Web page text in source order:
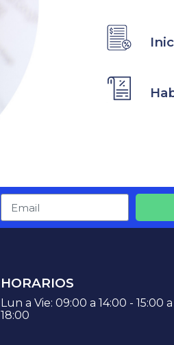
HORARIOS
Lun a Vie: 09:00 a 14:00 - 15:00 a
18:00